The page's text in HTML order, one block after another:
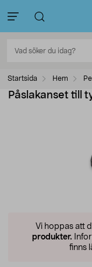
Startsida Hem
Påslakanset till
Vi hoppas att
produkter.
finns